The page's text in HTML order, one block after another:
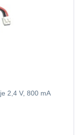
2,4 V, 800 mA